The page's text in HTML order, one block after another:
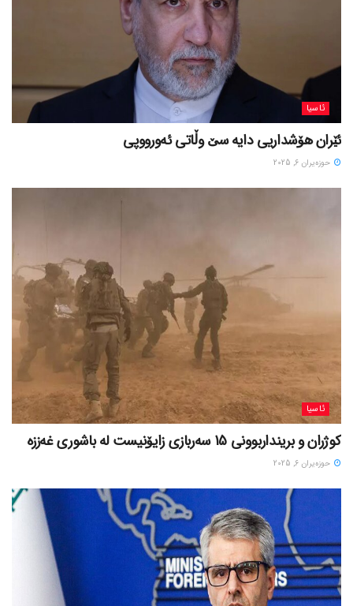
ئاسیا
ئێران هۆشداریی دایە سێ وڵاتی ئەورووپی
حوزه‌یران 6, 2025
ئاسیا
کوژران و برینداربوونی 15 سەربازی زایۆنیست لە باشوری غەززە
حوزه‌یران 6, 2025